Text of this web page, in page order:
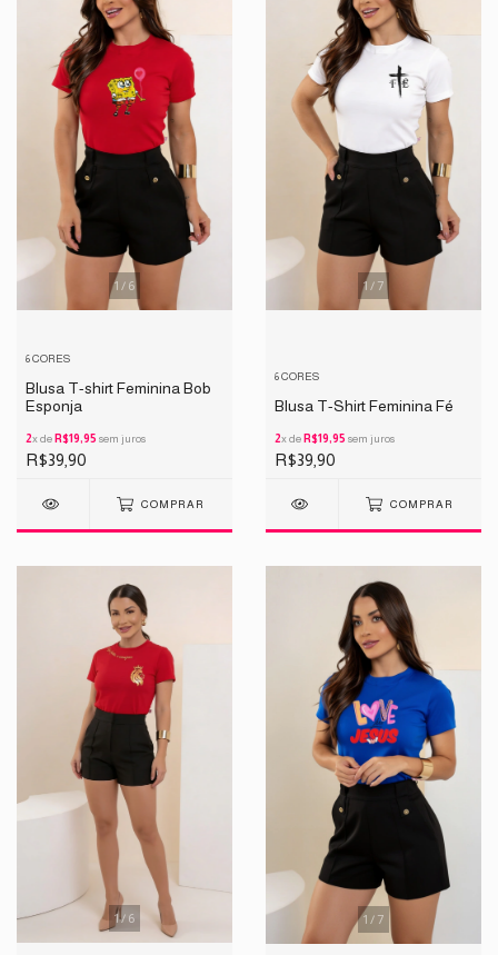
1 / 6
6 CORES
Blusa T-shirt Feminina Bob
Esponja
2x de R$19,95 sem juros
R$39,90
COMPRAR
1 / 7
6 CORES
Blusa T-Shirt Feminina Fé
2x de R$19,95 sem juros
R$39,90
COMPRAR
1/ 6 1 / 7